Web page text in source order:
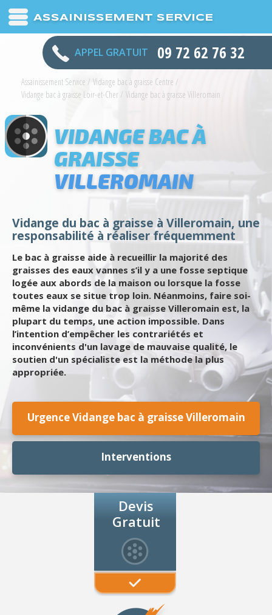
ASSAINISSEMENT SERVICE
APPEL GRATUIT 09 72 62 76 32
Assainissement Service / Vidange bac à graisse Centre /
Vidange bac à graisse Loir-et-Cher / Vidange bac à graisse Villeromain
VIDANGE BAC À
GRAISSE
VILLEROMAIN
Vidange du bac à graisse à Villeromain, une
responsabilité à réaliser fréquemment
Le bac à graisse aide à recueillir la majorité des
graisses des eaux vannes s’il y a une fosse septique
logée aux abords de la maison ou lorsque la fosse
toutes eaux se situe trop loin. Néanmoins, faire soi-
même la vidange du bac à graisse Villeromain est, la
plupart du temps, une action impossible. Dans
l’intention d’empêcher les contrariétés et
inconvénients d'un lavage de mauvaise qualité, le
soutien d'un spécialiste est la méthode la plus
appropriée.
Urgence Vidange bac à graisse Villeromain
Interventions
Devis
Gratuit